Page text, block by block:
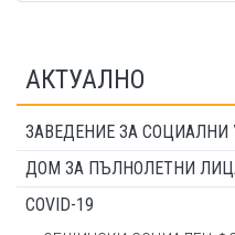
АКТУАЛНО
ЗАВЕДЕНИЕ ЗА СОЦИАЛНИ
ДОМ ЗА ПЪЛНОЛЕТНИ
COVID-19